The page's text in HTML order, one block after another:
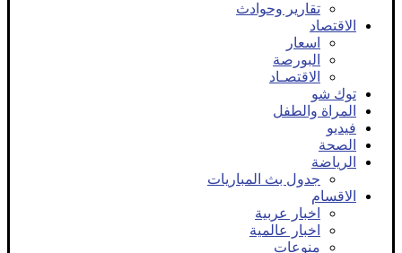
تقارير وحوادث
الاقتصاد
اسعار
البورصة
الاقتصـاد
توك شو
المراة والطفل
فيديو
الصحة
الرياضة
جدول بث المباريات
الاقسام
اخبار عربية
اخبار عالمية
منوعات